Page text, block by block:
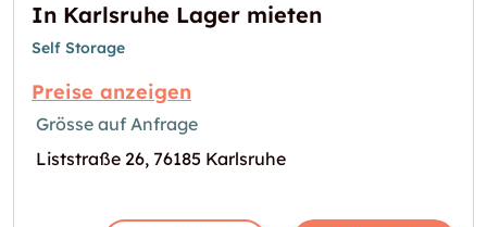
In Karlsruhe Lager mieten
Self Storage
Preise anzeigen
Grösse auf Anfrage
Liststraße 26, 76185 Karlsruhe